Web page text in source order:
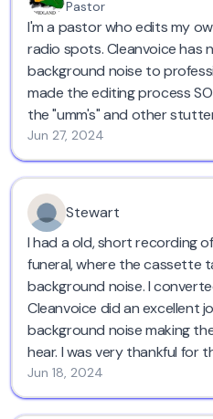
Pastor
I'm a pastor who edits my
radio spots. Cleanvoice has
background noise to
made the editing process SO
the "umm's" and other
Jun 27, 2024
Stewart
I had a old, short recording
funeral, where the cassette
background noise. I
Cleanvoice did an excellent
background noise making
hear. I was very thankful for
Jun 18, 2024